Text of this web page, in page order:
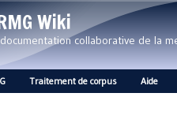
Wiki
collaborative de la
Traitement de corpus Aide